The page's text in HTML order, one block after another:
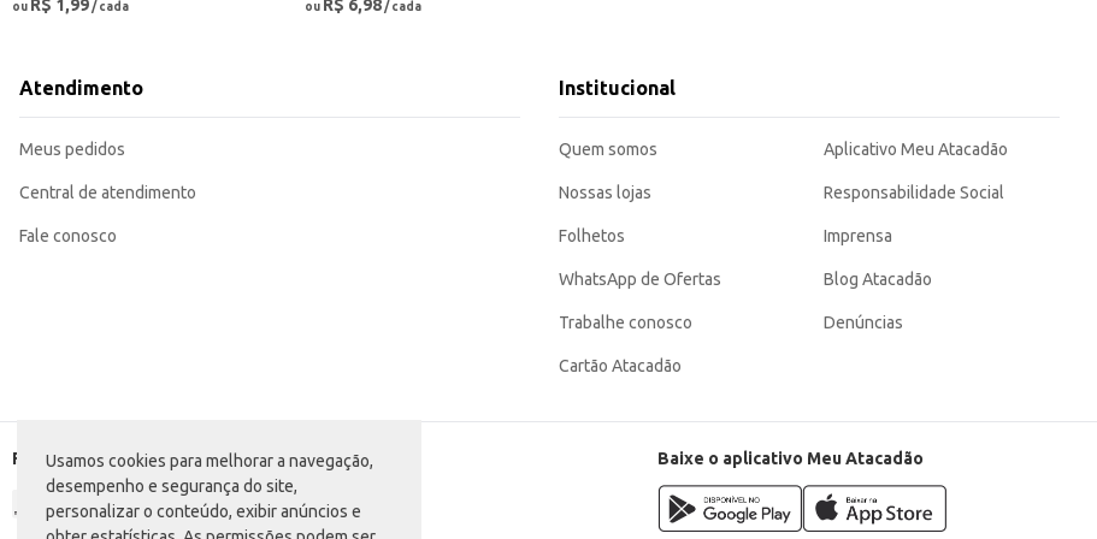
Usamos cookies para melhorar a navegação,
desempenho e segurança do site,
personalizar o conteúdo, exibir anúncios e
ou R$ 1,99/ cada ou R$ 6,98/ cada
Atendimento
Meus pedidos
Central de atendimento
Fale conosco
Institucional
Quem somos
Nossas lojas
Folhetos
WhatsApp de Ofertas
Trabalhe conosco
Cartão Atacadão
Aplicativo Meu Atacadão
Responsabilidade Social
Imprensa
Blog Atacadão
Denúncias
Formas de pagamento Baixe o aplicativo Meu Atacadão